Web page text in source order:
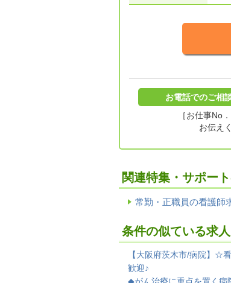
お電話でのご相
［お仕事No
お伝え
関連特集・サポー
常勤・正職員の看護師
条件の似ている求人
【大阪府茨木市/病院】☆
歓迎♪